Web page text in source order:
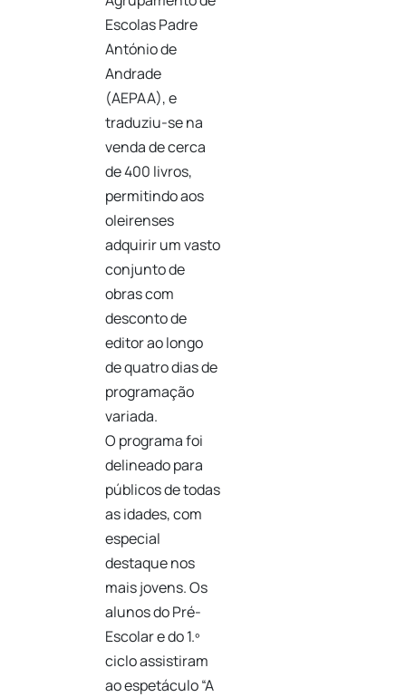
Escolas Padre
António de
Andrade
(AEPAA), e
traduziu-se na
venda de cerca
de 400 livros,
permitindo aos
oleirenses
adquirir um vasto
conjunto de
obras com
desconto de
editor ao longo
de quatro dias de
programação
variada.
O programa foi
delineado para
públicos de todas
as idades, com
especial
destaque nos
mais jovens. Os
alunos do Pré-
Escolar e do 1.º
ciclo assistiram
ao espetáculo “A